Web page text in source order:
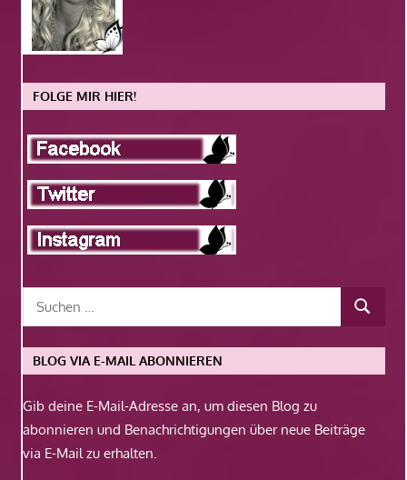
FOLGE MIR HIER!
BLOG VIA E-MAIL ABONNIEREN
Gib deine E-Mail-Adresse an, um diesen Blog zu
abonnieren und Benachrichtigungen über neue Beiträge
via E-Mail zu erhalten.